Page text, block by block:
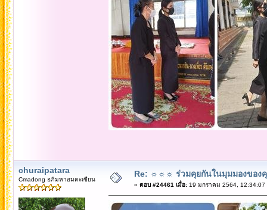
churaipatara
Cmadong อภิมหาอมตะเซียน
Re: ☼☼☼ ร่วมคุยกันในมุมมองของ
« ตอบ #24461 เมื่อ:19 มกราคม 2564, 12:34:07